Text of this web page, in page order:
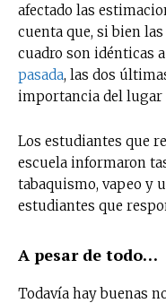
afectado las
cuenta que, si bien
cuadro son idénticas
pasada, las dos
importancia del lugar
Los estudiantes que
escuela informaron
tabaquismo, vapeo y
estudiantes que
A pesar de todo…
Todavía hay buenas